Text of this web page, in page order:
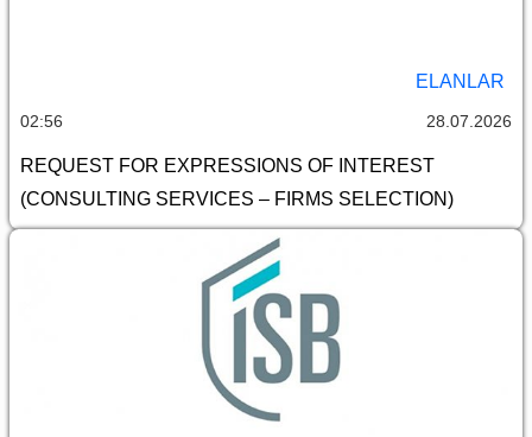
ELANLAR
02:56 28.07.2026
REQUEST FOR EXPRESSIONS OF INTEREST
(CONSULTING SERVICES – FIRMS SELECTION)